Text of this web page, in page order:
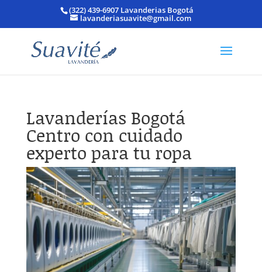
(322) 439-6907 Lavanderias Bogotá
lavanderiasuavite@gmail.com
Lavanderías Bogotá
Centro con cuidado
experto para tu ropa